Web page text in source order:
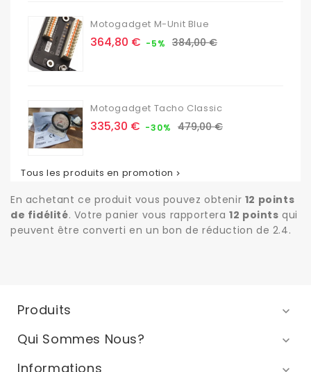
Motogadget M-Unit Blue
Prix
364,80 € -5% Prix
384,00 €
Motogadget Tacho Classic
Prix
335,30 € -30% Prix
479,00 €
Tous les produits en promotion 
En achetant ce produit vous pouvez obtenir 12 points
de fidélité. Votre panier vous rapportera12 points qui
peuvent être converti en un bon de réduction de 2.4.
Produits 
Qui Sommes Nous? 
Informations